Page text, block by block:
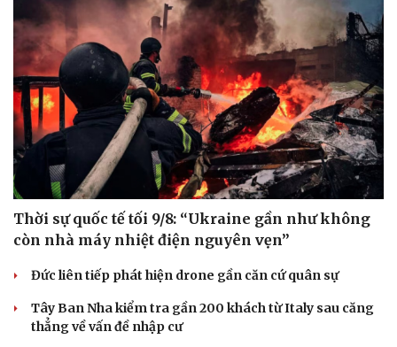
Du lịch
Tư vấn
Săn Tour
check-in
Podcast
Câu chuyện thời sự
Đọc truyện đêm khuya
Cửa sổ tình yêu
Kể chuyện cho bé
Hạt giống tâm hồn
Thời sự quốc tế tối 9/8: “Ukraine gần như không
còn nhà máy nhiệt điện nguyên vẹn”
Đức liên tiếp phát hiện drone gần căn cứ quân sự
Tây Ban Nha kiểm tra gần 200 khách từ Italy sau căng
thẳng về vấn đề nhập cư